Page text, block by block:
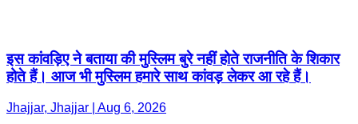
इस कांवड़िए ने बताया की मुस्लिम बुरे नहीं होते राजनीति के शिकार
होते हैं। आज भी मुस्लिम हमारे साथ कांवड़ लेकर आ रहे हैं।
Jhajjar, Jhajjar | Aug 6, 2026